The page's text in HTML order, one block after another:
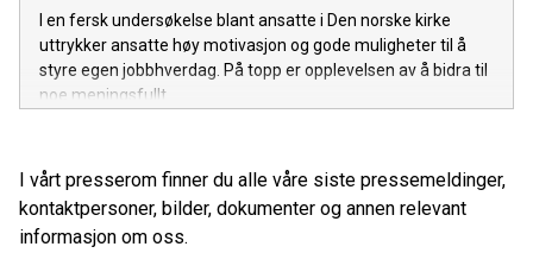
I en fersk undersøkelse blant ansatte i Den norske kirke
uttrykker ansatte høy motivasjon og gode muligheter til å
styre egen jobbhverdag. På topp er opplevelsen av å bidra til
noe meningsfullt.
I vårt presserom finner du alle våre siste pressemeldinger,
kontaktpersoner, bilder, dokumenter og annen relevant
informasjon om oss.